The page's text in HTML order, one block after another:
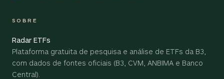
SOBRE
Radar ETFs
Plataforma gratuita de pesquisa e análise de ETFs da B3,
com dados de fontes oficiais (B3, CVM, ANBIMA e Banco
Central).